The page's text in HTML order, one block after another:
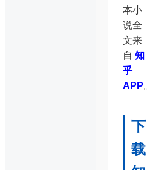
本小
说全
文来
自 知
乎
APP。
下
载